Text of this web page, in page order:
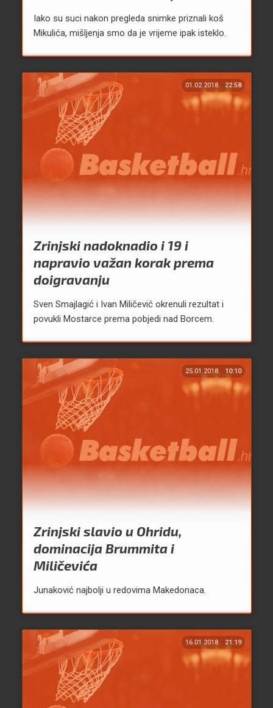
Iako su suci nakon pregleda snimke priznali koš
Mikulića, mišljenja smo da je vrijeme ipak isteklo.
01.02.2018. 22:58
Zrinjski nadoknadio i 19 i
napravio važan korak prema
doigravanju
Sven Smajlagić i Ivan Miličević okrenuli rezultat i
povukli Mostarce prema pobjedi nad Borcem.
25.01.2018. 10:10
Zrinjski slavio u Ohridu,
dominacija Brummita i
Miličevića
Junaković najbolji u redovima Makedonaca.
16.01.2018. 21:19